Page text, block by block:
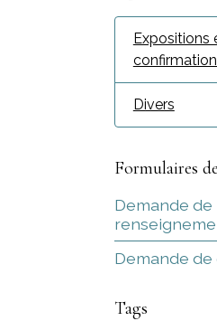
Expositions
Divers
Formulaires
Demande de
Demande de
Tags